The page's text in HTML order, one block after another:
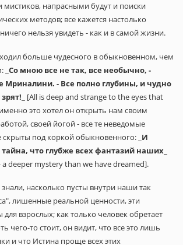
мистиков, напрасными будут и поиски
методов; все кажется настолько
нельзя увидеть - как и в самой жизни.
больше чудесного в обыкновенном, чем
Со мною все не так, все необычно, -
Мриналини. - Все полно глубины, и чудно
_ [All is deep and strange to the eyes that
это хотел он открыть нам своим
своей йогой - все те неведомые
скрыты под коркой обыкновенного: _ И
что глубже всех фантазий наших
a deeper mystery than we have dreamed].
насколько пусты внутри наши так
лишенные реальной ценности, эти
взрослых; как только человек обретает
чего-то стоит, он видит, что все это лишь
и что Истина проще всех этих